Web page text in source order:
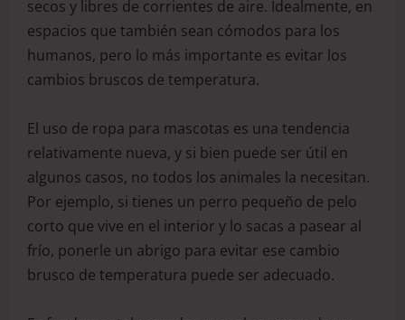
secos y libres de corrientes de aire. Idealmente, en
espacios que también sean cómodos para los
humanos, pero lo más importante es evitar los
cambios bruscos de temperatura.
El uso de ropa para mascotas es una tendencia
relativamente nueva, y si bien puede ser útil en
algunos casos, no todos los animales la necesitan.
Por ejemplo, si tienes un perro pequeño de pelo
corto que vive en el interior y lo sacas a pasear al
frío, ponerle un abrigo para evitar ese cambio
brusco de temperatura puede ser adecuado.